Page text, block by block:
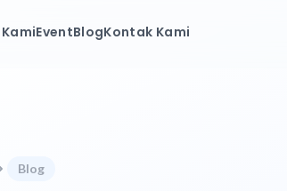
EventBlogKontak Kami
Blog